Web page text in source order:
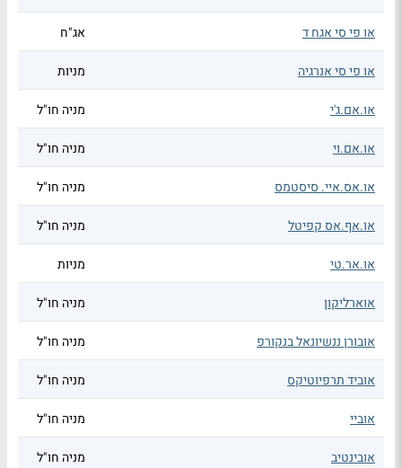
או פי סי אגח ד אג"ח
או פי סי אנרגיה מניות
או.אם.ג'י מניה חו"ל
או.אם.וי מניה חו"ל
או.אס.איי. סיסטמס מניה חו"ל
או.אף.אס קפיטל מניה חו"ל
או.אר.טי מניות
אוארליקון מניה חו"ל
אובורן ננשיונאל בנקורפ מניה חו"ל
אוביד תרפיוטיקס מניה חו"ל
אוביי מניה חו"ל
אובינטיב מניה חו"ל